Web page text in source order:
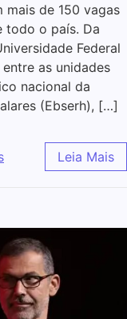
de 150 vagas
todo o país. Da
Federal
as unidades
nacional da
(Ebserh), […]
Leia Mais